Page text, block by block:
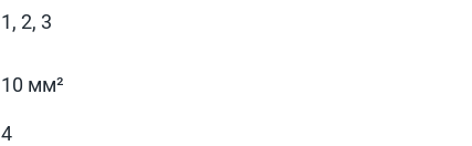
1, 2, 3
10 мм²
4